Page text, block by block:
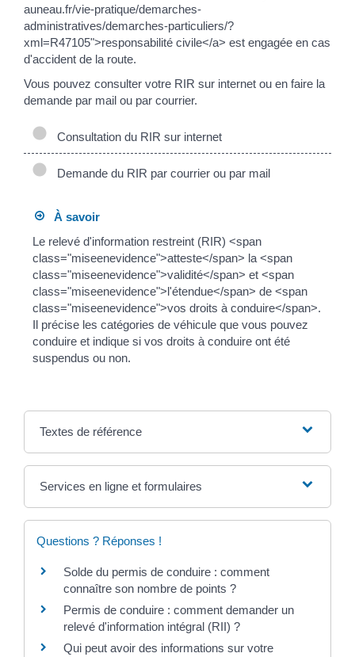
auneau.fr/vie-pratique/demarches-
administratives/demarches-particuliers/?
xml=R47105">responsabilité civile</a> est engagée en cas
d'accident de la route.
Vous pouvez consulter votre RIR sur internet ou en faire la
demande par mail ou par courrier.
Consultation du RIR sur internet
Demande du RIR par courrier ou par mail
À savoir
Le relevé d'information restreint (RIR) <span
class="miseenevidence">atteste</span> la <span
class="miseenevidence">validité</span> et <span
class="miseenevidence">l'étendue</span> de <span
class="miseenevidence">vos droits à conduire</span>.
Il précise les catégories de véhicule que vous pouvez
conduire et indique si vos droits à conduire ont été
suspendus ou non.
Textes de référence
Services en ligne et formulaires
Questions ? Réponses !
Solde du permis de conduire : comment
connaître son nombre de points ?
Permis de conduire : comment demander un
relevé d'information intégral (RII) ?
Qui peut avoir des informations sur votre